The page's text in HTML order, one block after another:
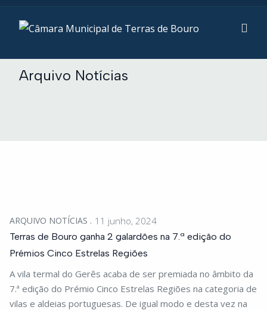
Arquivo Notícias
ARQUIVO NOTÍCIAS 11 junho, 2024
Terras de Bouro ganha 2 galardões na 7.ª edição do
Prémios Cinco Estrelas Regiões
A vila termal do Gerês acaba de ser premiada no âmbito da
7.ª edição do Prémio Cinco Estrelas Regiões na categoria de
vilas e aldeias portuguesas. De igual modo e desta vez na